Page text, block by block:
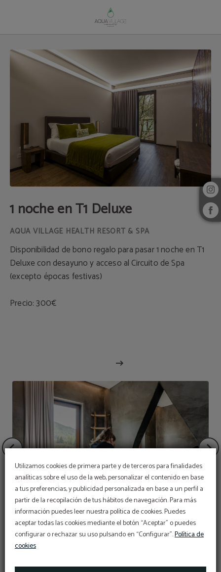
Utilizamos cookies de primera parte y de terceros para finalidades
analíticas sobre el uso de la web, personalizar el contenido en base
a tus preferencias, y publicidad personalizada en base a un perfil a
partir de la recopilación de tus hábitos de navegación. Para más
información puedes leer nuestra política de cookies. Puedes
aceptar todas las cookies mediante el botón “Aceptar” o puedes
configurar o rechazar su uso pulsando en “Configurar”.Política de
cookies
1 noche en T1 Deluxe
Disponibilidad de bono regalo para pasar 1 noche en T1
Deluxe con desayuno y acceso al Circuito de Spa
(excepto épocas festivas)
Precio: 300€
Masaje Serra do Açor
Early Summer
Aproveche nuestras ofertas de lanzamiento y
asegure su estancia al mejor precio.
Reserve ya su estancia y prepárese para vivir
unas vacaciones inolvidables.